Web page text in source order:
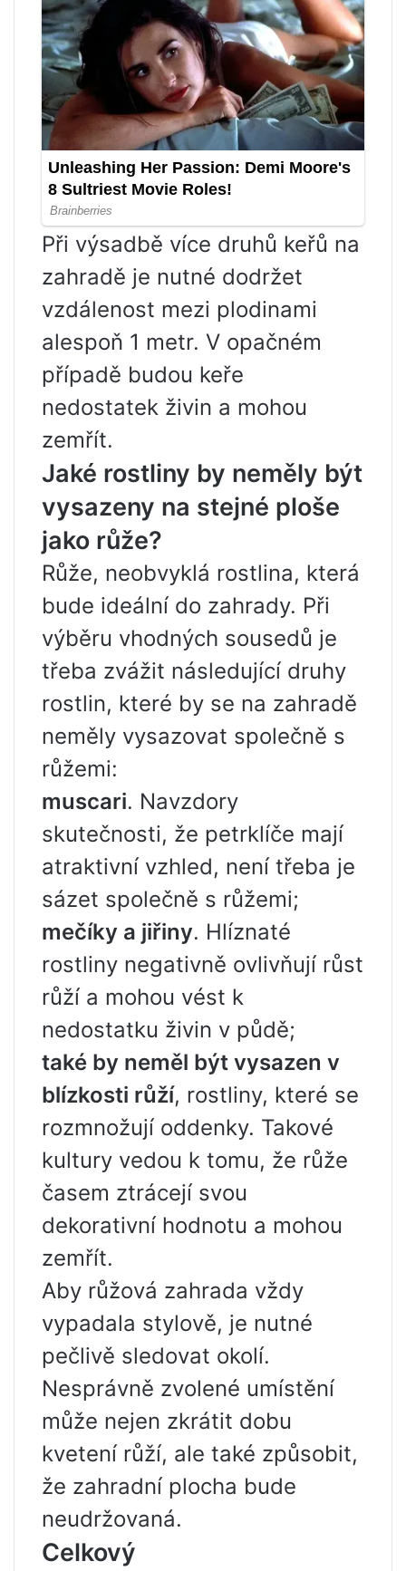
Při výsadbě více druhů keřů na
zahradě je nutné dodržet
vzdálenost mezi plodinami
alespoň 1 metr. V opačném
případě budou keře
nedostatek živin a mohou
zemřít.
Jaké rostliny by neměly být
vysazeny na stejné ploše
jako růže?
Růže, neobvyklá rostlina, která
bude ideální do zahrady. Při
výběru vhodných sousedů je
třeba zvážit následující druhy
rostlin, které by se na zahradě
neměly vysazovat společně s
růžemi:
muscari. Navzdory
skutečnosti, že petrklíče mají
atraktivní vzhled, není třeba je
sázet společně s růžemi;
mečíky a jiřiny. Hlíznaté
rostliny negativně ovlivňují růst
růží a mohou vést k
nedostatku živin v půdě;
také by neměl být vysazen v
blízkosti růží, rostliny, které se
rozmnožují oddenky. Takové
kultury vedou k tomu, že růže
časem ztrácejí svou
dekorativní hodnotu a mohou
zemřít.
Aby růžová zahrada vždy
vypadala stylově, je nutné
pečlivě sledovat okolí.
Nesprávně zvolené umístění
může nejen zkrátit dobu
kvetení růží, ale také způsobit,
že zahradní plocha bude
neudržovaná.
Celkový